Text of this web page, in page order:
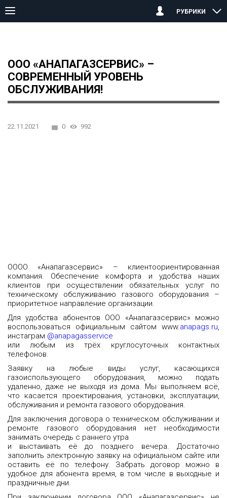
РУБРИКИ
ООО «АНАПАГАЗСЕРВИС» –
ООО «АНАПАГАЗСЕРВИС» –
СОВРЕМЕННЫЙ УРОВЕНЬ
ОБСЛУЖИВАНИЯ!
22.11.2021 0 992
ОООО «Анапагазсервис» – клиентоориентированная
компания. Обеспечение комфорта и удобства наших
клиентов при осуществлении обязательных услуг по
техническому обслуживанию газового оборудования –
приоритетное направление организации.
Для удобства абонентов ООО «Анапагазсервис» можно
воспользоваться официальным сайтом www.anapags.ru,
инстаграм @anapagasservice
или любым из трёх круглосуточных контактных
телефонов.
Заявку на любые виды услуг, касающихся
газоиспользующего оборудования, можно подать
удаленно, даже не выходя из дома. Мы выполняем всё,
что касается проектирования, установки, эксплуатации,
обслуживания и ремонта газового оборудования.
Для заключения договора о техническом обслуживании и
ремонте газового оборудования нет необходимости
занимать очередь с раннего утра
и выстаивать её до позднего вечера. Достаточно
заполнить электронную заявку на официальном сайте или
оставить её по телефону. Забрать договор можно в
удобное для абонента время, в том числе в выходные и
праздничные дни.